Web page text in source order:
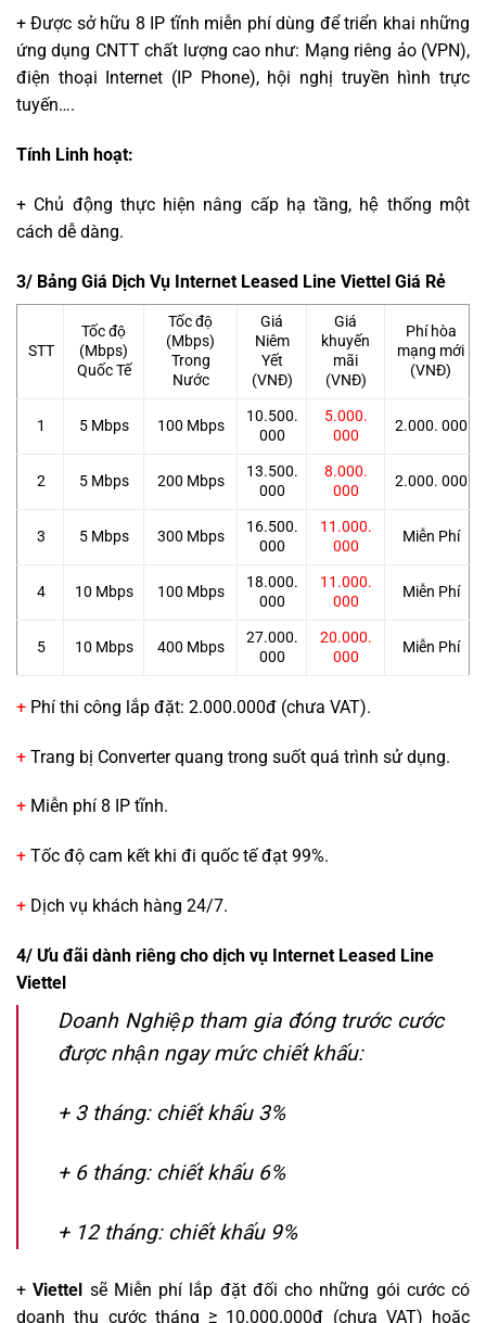
+ Được sở hữu 8 IP tĩnh miễn phí dùng để triển khai những
ứng dụng CNTT chất lượng cao như: Mạng riêng ảo (VPN),
điện thoại Internet (IP Phone), hội nghị truyền hình trực
tuyến….
Tính Linh hoạt:
+ Chủ động thực hiện nâng cấp hạ tầng, hệ thống một
cách dễ dàng.
3/ Bảng Giá Dịch Vụ Internet Leased Line Viettel Giá Rẻ
STT
Tốc độ
(Mbps)
Quốc Tế
Tốc độ
(Mbps)
Trong
Nước
Giá
Niêm
Yết
(VNĐ)
Giá
khuyến
mãi
(VNĐ)
Phí hòa
mạng mới
(VNĐ)
1 5 Mbps 100 Mbps
10.500.
000
5.000.
000
2.000. 000
2 5 Mbps 200 Mbps
13.500.
000
8.000.
000
2.000. 000
3 5 Mbps 300 Mbps
16.500.
000
11.000.
000
Miễn Phí
4 10 Mbps 100 Mbps
18.000.
000
11.000.
000
Miễn Phí
5 10 Mbps 400 Mbps
27.000.
000
20.000.
000
Miễn Phí
+ Phí thi công lắp đặt: 2.000.000đ (chưa VAT).
+ Trang bị Converter quang trong suốt quá trình sử dụng.
+ Miễn phí 8 IP tĩnh.
+ Tốc độ cam kết khi đi quốc tế đạt 99%.
+ Dịch vụ khách hàng 24/7.
4/ Ưu đãi dành riêng cho dịch vụ Internet Leased Line
Viettel
Doanh Nghiệp tham gia đóng trước cước
được nhận ngay mức chiết khấu:
+ 3 tháng: chiết khấu 3%
+ 6 tháng: chiết khấu 6%
+ 12 tháng: chiết khấu 9%
+Viettel sẽ Miễn phí lắp đặt đối cho những gói cước có
doanh thu cước tháng ≥ 10.000.000đ (chưa VAT) hoặc